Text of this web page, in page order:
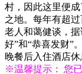
村，因此这里便
之地。每年有超
老人和蔼健谈，
好”和“恭喜发财”。
晚餐后入住酒店休
※温馨提示： 您